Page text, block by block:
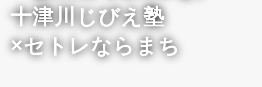
十津川じびえ塾
×セトレならまち